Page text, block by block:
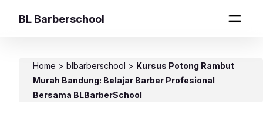
BL Barberschool
Home > blbarberschool > Kursus Potong Rambut
Murah Bandung: Belajar Barber Profesional
Bersama BLBarberSchool